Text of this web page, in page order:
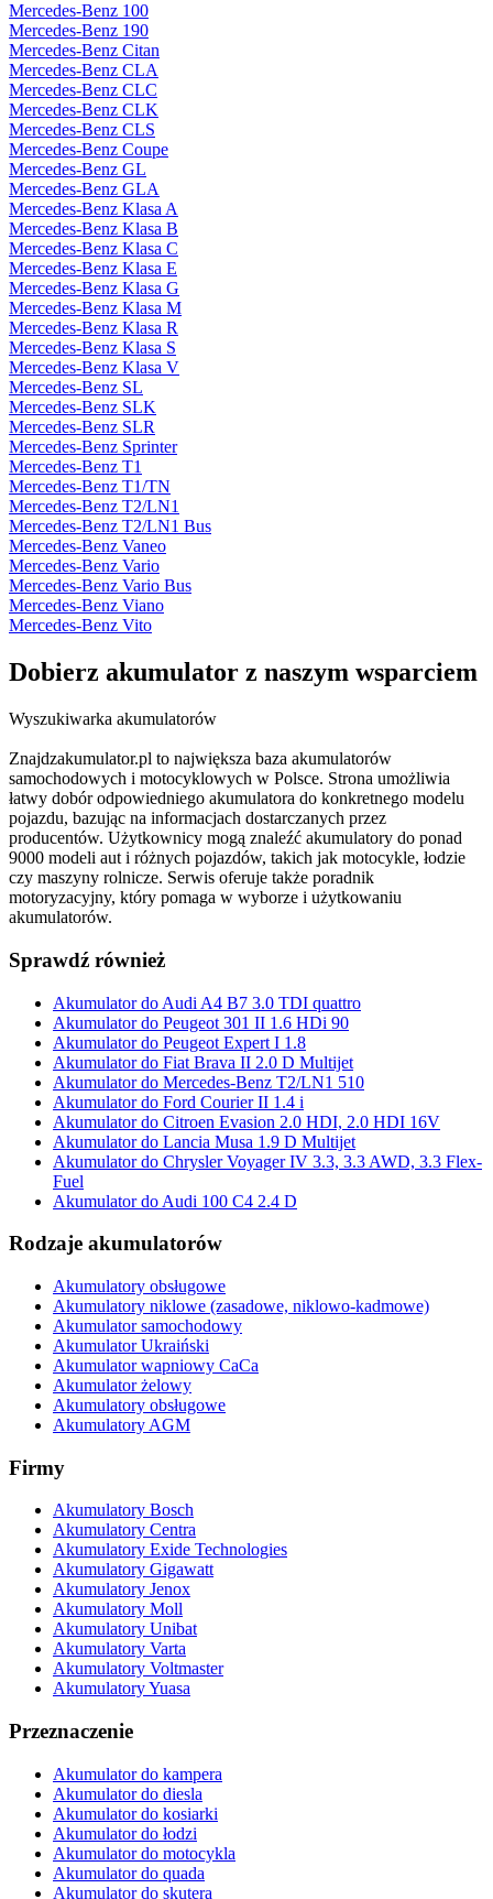
Mercedes-Benz 100
Mercedes-Benz 190
Mercedes-Benz Citan
Mercedes-Benz CLA
Mercedes-Benz CLC
Mercedes-Benz CLK
Mercedes-Benz CLS
Mercedes-Benz Coupe
Mercedes-Benz GL
Mercedes-Benz GLA
Mercedes-Benz Klasa A
Mercedes-Benz Klasa B
Mercedes-Benz Klasa C
Mercedes-Benz Klasa E
Mercedes-Benz Klasa G
Mercedes-Benz Klasa M
Mercedes-Benz Klasa R
Mercedes-Benz Klasa S
Mercedes-Benz Klasa V
Mercedes-Benz SL
Mercedes-Benz SLK
Mercedes-Benz SLR
Mercedes-Benz Sprinter
Mercedes-Benz T1
Mercedes-Benz T1/TN
Mercedes-Benz T2/LN1
Mercedes-Benz T2/LN1 Bus
Mercedes-Benz Vaneo
Mercedes-Benz Vario
Mercedes-Benz Vario Bus
Mercedes-Benz Viano
Mercedes-Benz Vito
Dobierz akumulator z naszym wsparciem
Wyszukiwarka akumulatorów
Znajdzakumulator.pl to największa baza akumulatorów
samochodowych i motocyklowych w Polsce. Strona umożliwia
łatwy dobór odpowiedniego akumulatora do konkretnego modelu
pojazdu, bazując na informacjach dostarczanych przez
producentów. Użytkownicy mogą znaleźć akumulatory do ponad
9000 modeli aut i różnych pojazdów, takich jak motocykle, łodzie
czy maszyny rolnicze. Serwis oferuje także poradnik
motoryzacyjny, który pomaga w wyborze i użytkowaniu
akumulatorów.
Sprawdź również
Akumulator do Audi A4 B7 3.0 TDI quattro
Akumulator do Peugeot 301 II 1.6 HDi 90
Akumulator do Peugeot Expert I 1.8
Akumulator do Fiat Brava II 2.0 D Multijet
Akumulator do Mercedes-Benz T2/LN1 510
Akumulator do Ford Courier II 1.4 i
Akumulator do Citroen Evasion 2.0 HDI, 2.0 HDI 16V
Akumulator do Lancia Musa 1.9 D Multijet
Akumulator do Chrysler Voyager IV 3.3, 3.3 AWD, 3.3 Flex-
Fuel
Akumulator do Audi 100 C4 2.4 D
Rodzaje akumulatorów
Akumulatory obsługowe
Akumulatory niklowe (zasadowe, niklowo-kadmowe)
Akumulator samochodowy
Akumulator Ukraiński
Akumulator wapniowy CaCa
Akumulator żelowy
Akumulatory obsługowe
Akumulatory AGM
Firmy
Akumulatory Bosch
Akumulatory Centra
Akumulatory Exide Technologies
Akumulatory Gigawatt
Akumulatory Jenox
Akumulatory Moll
Akumulatory Unibat
Akumulatory Varta
Akumulatory Voltmaster
Akumulatory Yuasa
Przeznaczenie
Akumulator do kampera
Akumulator do diesla
Akumulator do kosiarki
Akumulator do łodzi
Akumulator do motocykla
Akumulator do quada
Akumulator do skutera